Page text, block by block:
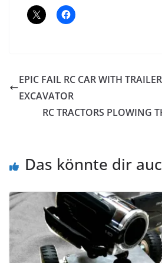
EPIC FAIL RC CAR WITH
EXCAVATOR
RC TRACTORS PLOWING
Das könnte dir